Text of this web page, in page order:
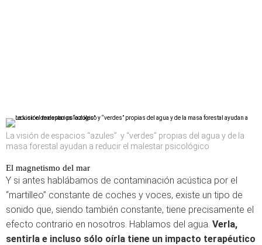
La visión de espacios “azules” y “verdes” propias del agua y de la
masa forestal ayudan a reducir el malestar psicológico
El magnetismo del mar
Y si antes hablábamos de contaminación acústica por el
“martilleo” constante de coches y voces, existe un tipo de
sonido que, siendo también constante, tiene precisamente el
efecto contrario en nosotros. Hablamos del agua. Verla,
sentirla e incluso sólo oírla tiene un impacto terapéutico